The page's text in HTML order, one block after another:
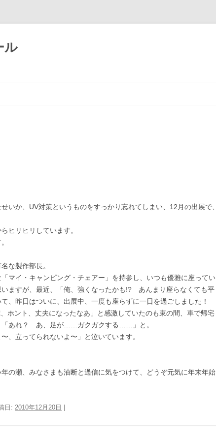
ル
いか、UV対策というものをすっかり忘れてしまい、12月の出展で、
ヒリヒリしています。
な製作部長。
マイ・キャンピング・チェアー」を持参し、いつも優雅に座ってい
いますが、最近、「俺、強くなったかも!? あんまり座らなくても平
、昨日はついに、出展中、一度も座らずに一日を過ごしました！
ホント、丈夫になったなあ」と感激していたのも束の間、車で帰宅
「あれ？ あ、足が……ガクガクする……」と。
、立ってられないよ〜」と泣いています。
の瀬、みなさまも油断と過信に気をつけて、どうぞ元気に年末年始
日: 2010年12月20日